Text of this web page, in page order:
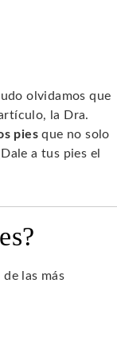
olvidamos que
la Dra.
pies que no solo
a tus pies el
las más